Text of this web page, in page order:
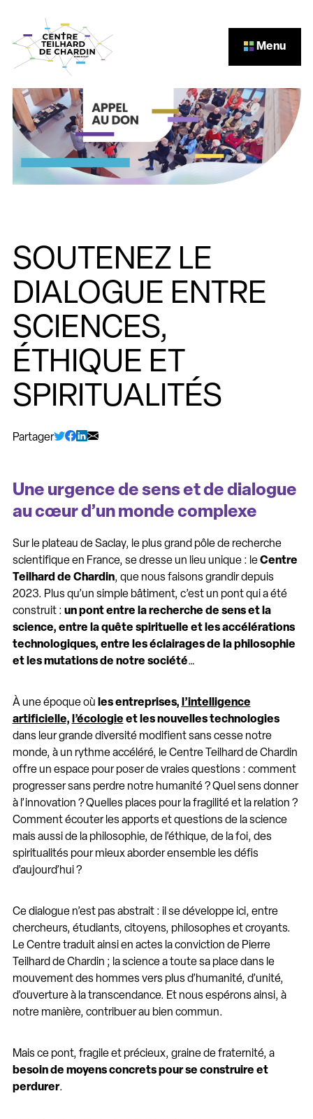
Menu
SOUTENEZ LE
DIALOGUE ENTRE
SCIENCES,
ÉTHIQUE ET
SPIRITUALITÉS
Partager
Une urgence de sens et de dialogue
au cœur d’un monde complexe
Sur le plateau de Saclay, le plus grand pôle de recherche
scientifique en France, se dresse un lieu unique : leCentre
Teilhard de Chardin, que nous faisons grandir depuis
2023. Plus qu’un simple bâtiment, c’est un pont qui a été
construit : un pont entre la recherche de sens et la
science, entre la quête spirituelle et les accélérations
technologiques, entre les éclairages de la philosophie
et les mutations de notre société…
À une époque où les entreprises, l’intelligence
artificielle, l’écologie et les nouvelles technologies
dans leur grande diversité modifient sans cesse notre
monde, à un rythme accéléré, le Centre Teilhard de Chardin
offre un espace pour poser de vraies questions : comment
progresser sans perdre notre humanité ? Quel sens donner
à l’innovation ? Quelles places pour la fragilité et la relation ?
Comment écouter les apports et questions de la science
mais aussi de la philosophie, de l’éthique, de la foi, des
spiritualités pour mieux aborder ensemble les défis
d’aujourd’hui ?
Ce dialogue n’est pas abstrait : il se développe ici, entre
chercheurs, étudiants, citoyens, philosophes et croyants.
Le Centre traduit ainsi en actes la conviction de Pierre
Teilhard de Chardin ; la science a toute sa place dans le
mouvement des hommes vers plus d’humanité, d’unité,
d’ouverture à la transcendance. Et nous espérons ainsi, à
notre manière, contribuer au bien commun.
Mais ce pont, fragile et précieux, graine de fraternité, a
besoin de moyens concrets pour se construire et
perdurer.